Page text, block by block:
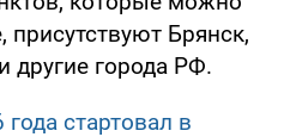
присутствуют Брянск,
другие города РФ.
стартовал в